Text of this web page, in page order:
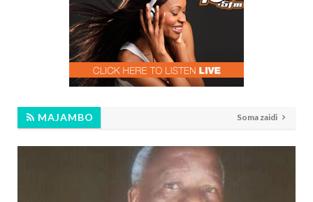
MAJAMBO Soma zaidi